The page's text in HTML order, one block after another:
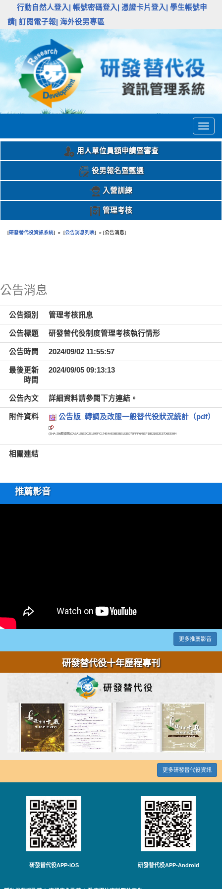
行動自然人登入| 帳號密碼登入| 憑證卡片登入|
學生帳號申
請| 訂閱電子報| 海外役男專區
用人單位員額申請暨審查
役男報名暨甄選
入營訓練
管理考核
[研發替代役資訊系統] » [公告消息列表] » [公告消息]
公告消息
公告類別 管理考核訊息
公告標題 研發替代役制度管理考核執行情形
公告時間 2024/09/02 11:55:57
最後更新
時間
2024/09/05 09:13:13
公告內文 詳細資料請參閱下方連結。
附件資料 公告版_轉調及改服一般替代役狀況統計（pdf）
(SHA-256驗證碼)CA7A155E2C251597FC174E4AE08E859163B075FFF645EF18521032E37D6EE694
相關連結
推薦影音
更多推薦影音
研發替代役十年歷程專刊
更多研發替代役資訊
研發替代役APP-iOS 研發替代役APP-Android